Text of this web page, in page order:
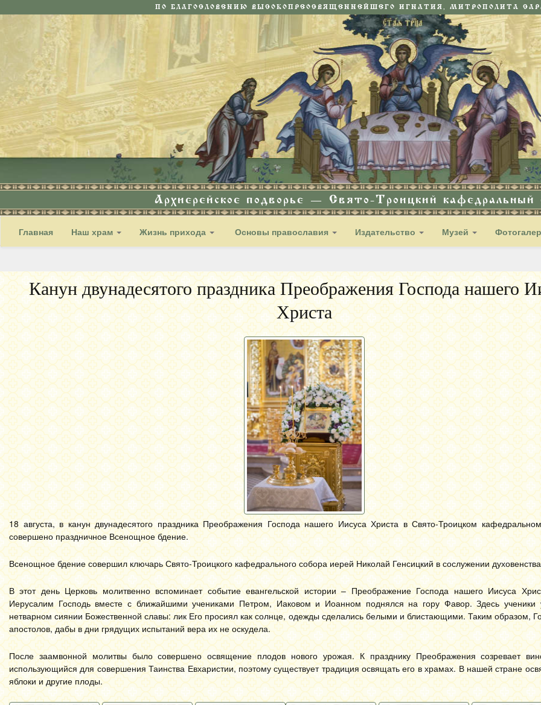
ПО БЛАГОСЛОВЕНИЮ ВЫСОКОПРЕОСВЯЩЕННЕЙШЕГО ИГНАТИЯ, МИТРОПОЛИТА
Архиерейское подворье — Свято-Троицкий кафедральный
Главная Наш храм Жизнь прихода Основы православия Издательство Музей
Канун двунадесятого праздника Преображения Господа нашего
Христа
18 августа, в канун двунадесятого праздника Преображения Господа нашего Иисуса Христа в Свято-Троицком
совершено праздничное Всенощное бдение.
Всенощное бдение совершил ключарь Свято-Троицкого кафедрального собора иерей Николай Генсицкий в сослужении
В этот день Церковь молитвенно вспоминает событие евангельской истории – Преображение Господа нашего Иисуса
Иерусалим Господь вместе с ближайшими учениками Петром, Иаковом и Иоанном поднялся на гору Фавор. Здесь ученики
нетварном сиянии Божественной славы: лик Его просиял как солнце, одежды сделались белыми и блистающими. Таким образом,
апостолов, дабы в дни грядущих испытаний вера их не оскудела.
После заамвонной молитвы было совершено освящение плодов нового урожая. К празднику Преображения созревает
использующийся для совершения Таинства Евхаристии, поэтому существует традиция освящать его в храмах. В нашей стране
яблоки и другие плоды.